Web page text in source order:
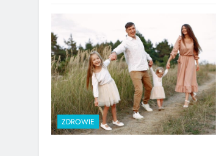
ZDROWIE